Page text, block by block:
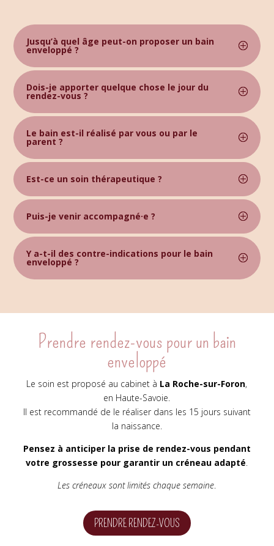
Jusqu’à quel âge peut-on proposer un bain
enveloppé ?
Dois-je apporter quelque chose le jour du
rendez-vous ?
Le bain est-il réalisé par vous ou par le
parent ?
Est-ce un soin thérapeutique ?
Puis-je venir accompagné·e ?
Y a-t-il des contre-indications pour le bain
enveloppé ?
Prendre rendez-vous pour un bain
enveloppé
Le soin est proposé au cabinet à La Roche-sur-Foron,
en Haute-Savoie.
Il est recommandé de le réaliser dans les 15 jours suivant
la naissance.
Pensez à anticiper la prise de rendez-vous pendant
votre grossesse pour garantir un créneau adapté.
Les créneaux sont limités chaque semaine.
PRENDRE RENDEZ-VOUS